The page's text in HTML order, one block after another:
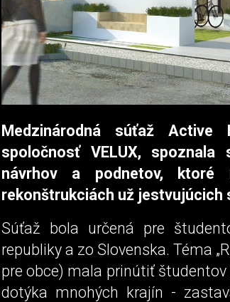
Medzinárodná súťaž Active
spoločnosť VELUX,
návrhov a podnetov,
rekonštrukciách už jestvujúcich
Súťaž bola určená pre
republiky a zo Slovenska. Téma
pre obce) mala prinútiť
dotýka mnohých krajín -